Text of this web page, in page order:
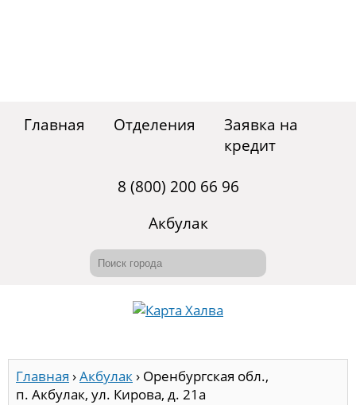
Главная Отделения
Заявка на
кредит
8 (800) 200 66 96
Акбулак
Главная ›Акбулак› Оренбургская обл.,
п. Акбулак, ул. Кирова, д. 21а